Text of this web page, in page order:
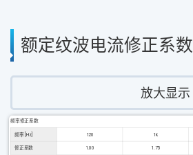
额定纹波电流修正系数
放大显示
频率修正系数
频率 [Hz] 120 1k
修正系数 1.00 1.75